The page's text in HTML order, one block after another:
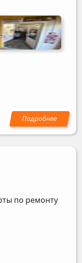
по ремонту